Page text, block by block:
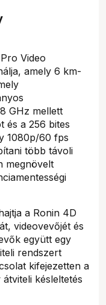
Video
amely 6 km-
GHz mellett
és a 256 bites
1080p/60 fps
több távoli
megnövelt
a Ronin 4D
videovevőjét és
együtt egy
rendszert
kifejezetten a
késleltetés